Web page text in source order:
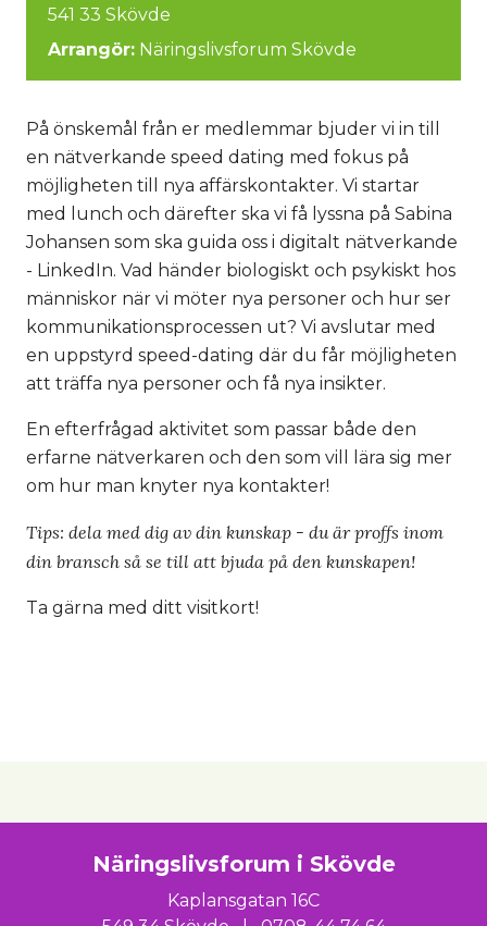
541 33 Skövde
Arrangör: Näringslivsforum Skövde
På önskemål från er medlemmar bjuder vi in till
en nätverkande speed dating med fokus på
möjligheten till nya affärskontakter. Vi startar
med lunch och därefter ska vi få lyssna på Sabina
Johansen som ska guida oss i digitalt nätverkande
- LinkedIn. Vad händer biologiskt och psykiskt hos
människor när vi möter nya personer och hur ser
kommunikationsprocessen ut? Vi avslutar med
en uppstyrd speed-dating där du får möjligheten
att träffa nya personer och få nya insikter.
En efterfrågad aktivitet som passar både den
erfarne nätverkaren och den som vill lära sig mer
om hur man knyter nya kontakter!
Tips: dela med dig av din kunskap - du är proffs inom
din bransch så se till att bjuda på den kunskapen!
Ta gärna med ditt visitkort!
Näringslivsforum i Skövde
Kaplansgatan 16C